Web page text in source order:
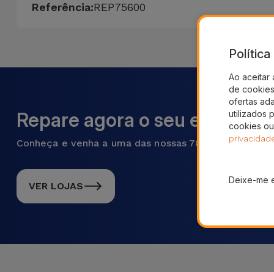
Referência:REP75600
Repare agora o seu
Conheça e venha a uma das nossas 78 lojas em
VER LOJAS
Política
Ao aceitar
de
ofertas
utilizados
cookies
Deixe-me